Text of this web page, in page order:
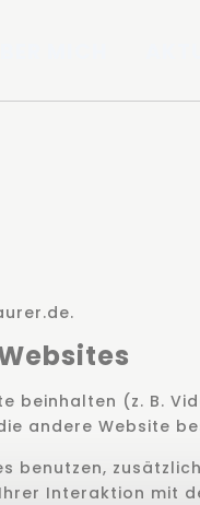
(z. B.
andere Website
benutzen,
Interaktion mit